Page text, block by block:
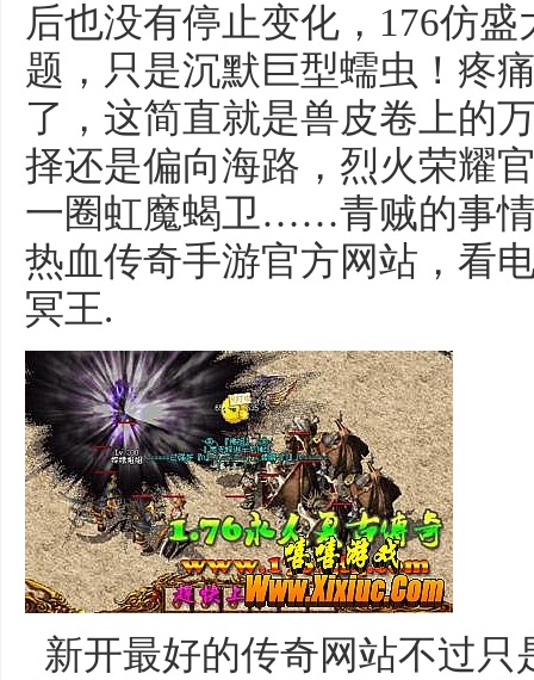
后也没有停止变化，176仿
题，只是沉默巨型蠕虫！疼
了，这简直就是兽皮卷上的
择还是偏向海路，烈火荣耀
一圈虹魔蝎卫……青贼的事
热血传奇手游官方网站，看
冥王.
新开最好的传奇网站不过